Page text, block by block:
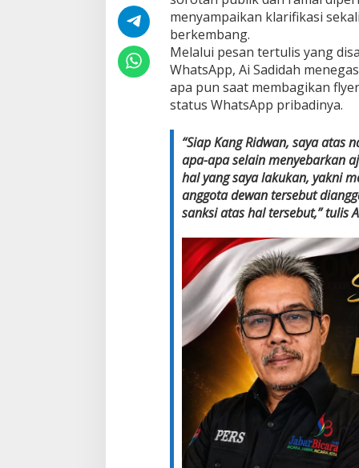
N
Y
A
L
I
T
E
A
K
K
A
N
A
U
R
A
N
menyampaikan klarifikasi
berkembang.
Melalui pesan tertulis yang
WhatsApp, Ai Sadidah
apa pun saat membagikan
status WhatsApp pribadinya.
“Siap Kang Ridwan, saya
apa-apa selain menyebarkan
hal yang saya lakukan, yakni
anggota dewan tersebut
sanksi atas hal tersebut,” tulis